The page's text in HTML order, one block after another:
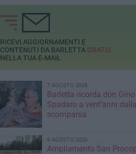
RICEVI AGGIORNAMENTI E
CONTENUTI DA BARLETTA GRATIS
NELLA TUA E-MAIL
7 AGOSTO 2026
Barletta ricorda don Gino
Spadaro a vent’anni dalla
scomparsa
6 AGOSTO 2026
Ampliamento San